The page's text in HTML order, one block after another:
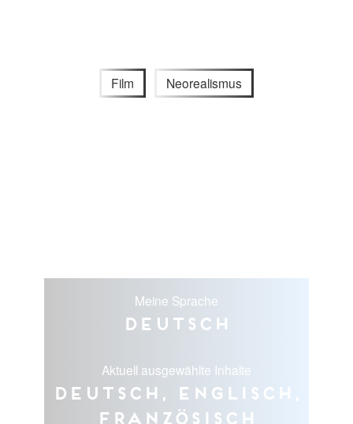
Film Neorealismus
Meine Sprache
Deutsch
Aktuell ausgewählte Inhalte
Deutsch, Englisch,
Französisch